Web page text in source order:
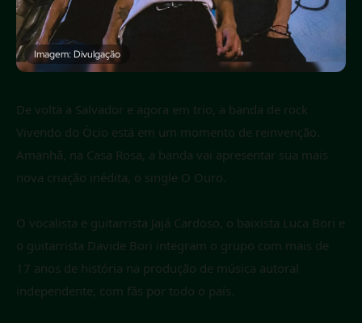
Imagem: Divulgação
De volta a Salvador e agora em trio, a banda de rock
Vivendo do Ócio está em um momento de reinvenção.
Amanhã, na Casa Rosa, a banda vai apresentar sua mais
nova criação inédita, o single O Ouro.
O vocalista e guitarrista Jajá Cardoso, o baixista Luca Bori e
o guitarrista Davide Bori integram o grupo com mais de
17 anos de história na produção de música autoral
independente, com fãs por todo o país.